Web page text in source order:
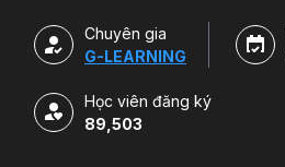
Chuyên gia
G-LEARNING
Học viên đăng ký
89,503